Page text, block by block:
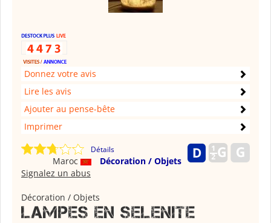
Donnez votre avis
Lire les avis
Ajouter au pense-bête
Imprimer
Détails
Maroc
Décoration / Objets
Signalez un abus
Décoration / Objets
Lampes en selenite